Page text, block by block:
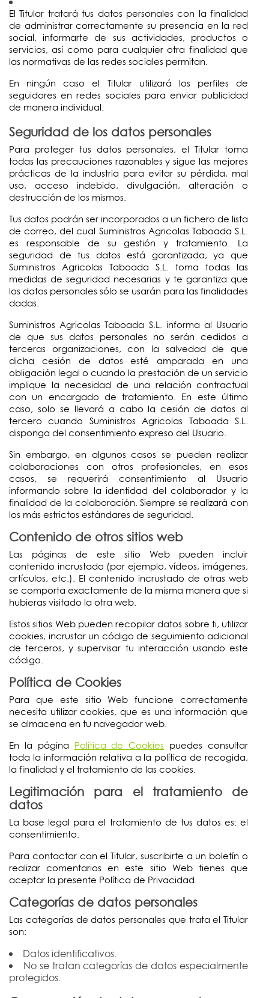
El Titular tratará tus datos personales con la finalidad
de administrar correctamente su presencia en la red
social, informarte de sus actividades, productos o
servicios, así como para cualquier otra finalidad que
las normativas de las redes sociales permitan.
En ningún caso el Titular utilizará los perfiles de
seguidores en redes sociales para enviar publicidad
de manera individual.
Seguridad de los datos personales
Para proteger tus datos personales, el Titular toma
todas las precauciones razonables y sigue las mejores
prácticas de la industria para evitar su pérdida, mal
uso, acceso indebido, divulgación, alteración o
destrucción de los mismos.
Tus datos podrán ser incorporados a un fichero de lista
de correo, del cual Suministros Agricolas Taboada S.L.
es responsable de su gestión y tratamiento. La
seguridad de tus datos está garantizada, ya que
Suministros Agricolas Taboada S.L. toma todas las
medidas de seguridad necesarias y te garantiza que
los datos personales sólo se usarán para las finalidades
dadas.
Suministros Agricolas Taboada S.L. informa al Usuario
de que sus datos personales no serán cedidos a
terceras organizaciones, con la salvedad de que
dicha cesión de datos esté amparada en una
obligación legal o cuando la prestación de un servicio
implique la necesidad de una relación contractual
con un encargado de tratamiento. En este último
caso, solo se llevará a cabo la cesión de datos al
tercero cuando Suministros Agricolas Taboada S.L.
disponga del consentimiento expreso del Usuario.
Sin embargo, en algunos casos se pueden realizar
colaboraciones con otros profesionales, en esos
casos, se requerirá consentimiento al Usuario
informando sobre la identidad del colaborador y la
finalidad de la colaboración. Siempre se realizará con
los más estrictos estándares de seguridad.
Contenido de otros sitios web
Las páginas de este sitio Web pueden incluir
contenido incrustado (por ejemplo, vídeos, imágenes,
artículos, etc.). El contenido incrustado de otras web
se comporta exactamente de la misma manera que si
hubieras visitado la otra web.
Estos sitios Web pueden recopilar datos sobre ti, utilizar
cookies, incrustar un código de seguimiento adicional
de terceros, y supervisar tu interacción usando este
código.
Política de Cookies
Para que este sitio Web funcione correctamente
necesita utilizar cookies, que es una información que
se almacena en tu navegador web.
En la página Política de Cookies puedes consultar
toda la información relativa a la política de recogida,
la finalidad y el tratamiento de las cookies.
Legitimación para el tratamiento de
datos
La base legal para el tratamiento de tus datos es: el
consentimiento.
Para contactar con el Titular, suscribirte a un boletín o
realizar comentarios en este sitio Web tienes que
aceptar la presente Política de Privacidad.
Categorías de datos personales
Las categorías de datos personales que trata el Titular
son:
Datos identificativos.
No se tratan categorías de datos especialmente
protegidos.